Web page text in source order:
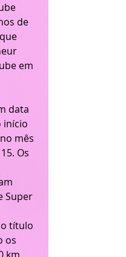
de
em
início
mês
Os
Super
título
os